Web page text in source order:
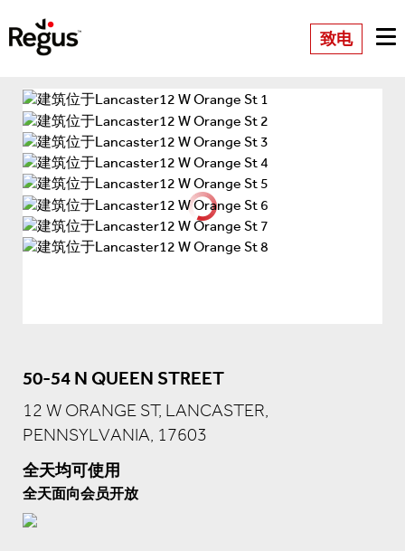
致电
50-54 N QUEEN STREET
12 W ORANGE ST, LANCASTER,
PENNSYLVANIA, 17603
全天均可使用
全天面向会员开放